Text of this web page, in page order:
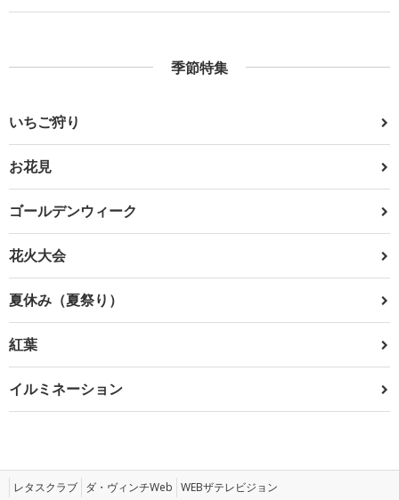
季節特集
いちご狩り
お花見
ゴールデンウィーク
花火大会
夏休み（夏祭り）
紅葉
イルミネーション
レタスクラブ ダ・ヴィンチWeb WEBザテレビジョン